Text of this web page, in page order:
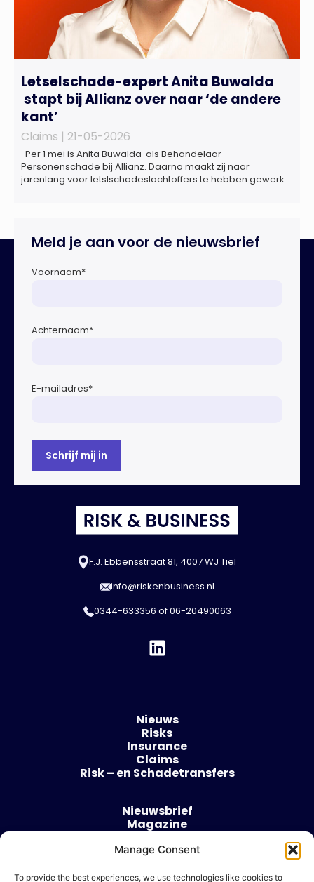
Manage Consent
To provide the best experiences, we use technologies like cookies to
Letselschade-expert Anita Buwalda
stapt bij Allianz over naar ‘de andere
kant’
Claims | 21-05-2026
Per 1 mei is Anita Buwalda als Behandelaar
Personenschade bij Allianz. Daarna maakt zij naar
jarenlang voor letslschadeslachtoffers te hebben gewerkt
Overtoom […]
Meld je aan voor de nieuwsbrief
Voornaam*
Achternaam*
E-mailadres*
F.J. Ebbensstraat 81, 4007 WJ Tiel
info@riskenbusiness.nl
0344-633356 of06-20490063
Nieuws
Risks
Insurance
Claims
Risk – en Schadetransfers
Nieuwsbrief
Magazine
Over